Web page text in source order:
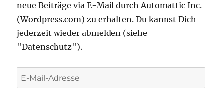
neue Beiträge via E-Mail durch Automattic Inc.
(Wordpress.com) zu erhalten. Du kannst Dich
jederzeit wieder abmelden (siehe
"Datenschutz").
E-
Mail-